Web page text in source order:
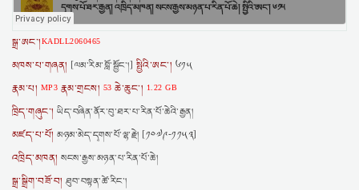
སྒྲ་ཨང་།KADLL2060465
མཁས་པ་གཞན། [ལམ་རིམ་བློ་སྦྱོང་།] སྤྱིའི་ཨང་། ༦༡༥
རྣམ་པ། MP3 རྣམ་གྲངས། 53 ཆེ་ཆུང་། 1.22 GB
ཁྲིད་གཞུང་། ཡིད་བཞིན་ནོར་བུ་ཐར་པ་རིན་པོ་ཆེའི་རྒྱན།
མཛད་པ་པོ། མཉམ་མེད་དྭགས་པོ་ལྷ་རྗེ། [༡༠༧༩-༡༡༥༣]
འཁྲིད་མཁན། སངས་རྒྱས་མཉན་པ་རིན་པོ་ཆེ།
སྒྲ་སྒྲིག་བཟོ་བ། ཐུབ་བསྟན་ཚེ་རིང་།